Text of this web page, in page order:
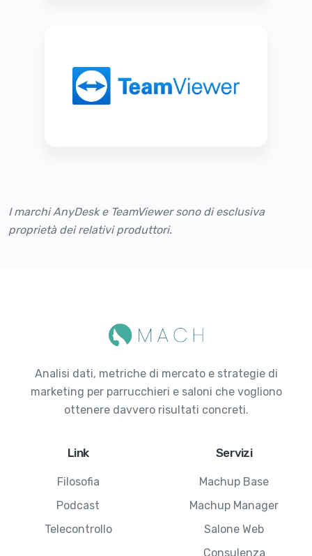
I marchi AnyDesk e TeamViewer sono di esclusiva
proprietà dei relativi produttori.
Analisi dati, metriche di mercato e strategie di
marketing per parrucchieri e saloni che vogliono
ottenere davvero risultati concreti.
Link
Filosofia
Podcast
Telecontrollo
Servizi
Machup Base
Machup Manager
Salone Web
Consulenza